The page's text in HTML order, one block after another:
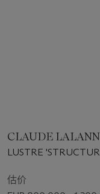
CLAUDE
LUSTRE
估价